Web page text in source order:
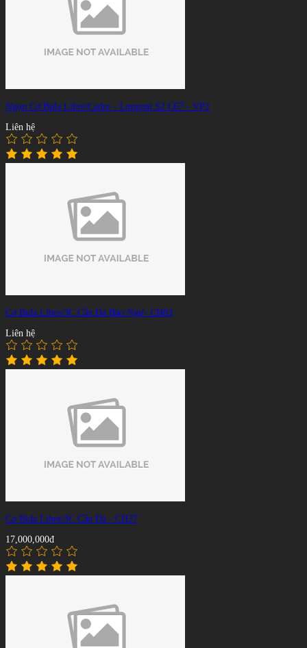
Ngọn Cơ Bida Libre/Cadre - Longoni S2 C67 - VP2
Liên hệ
Cơ Bida Libre/3C Cẩn Đá Bào Ngư- CH03
Liên hệ
Cơ Bida Libre/3C Cẩn Đá - CH27
17,000,000đ